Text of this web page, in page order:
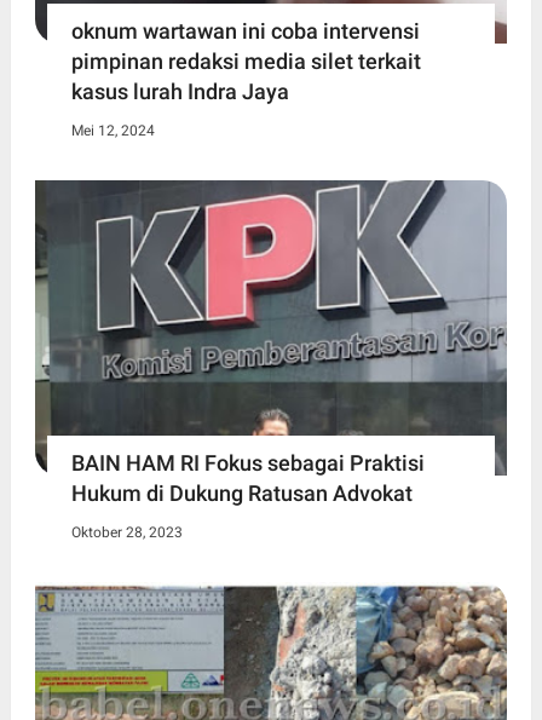
oknum wartawan ini coba intervensi
pimpinan redaksi media silet terkait
kasus lurah Indra Jaya
Mei 12, 2024
BAIN HAM RI Fokus sebagai Praktisi
Hukum di Dukung Ratusan Advokat
Oktober 28, 2023